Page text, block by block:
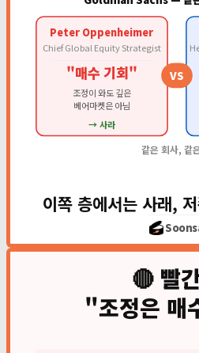
Peter Oppenheimer
Chief Global Equity Strategist
"매수 기회"
조정이 와도 깊은
베어마켓은 아님
→ 사라
VS
같은 회사, 같
이쪽 층에서는 사래,
🔴 빨
"조정은 매